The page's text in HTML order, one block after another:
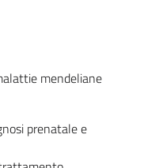
mendeliane
prenatale e